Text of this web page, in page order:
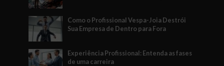
Como o Profissional Vespa-Joia Destrói
Sua Empresa de Dentro para Fora
Experiência Profissional: Entenda as fases
de uma carreira